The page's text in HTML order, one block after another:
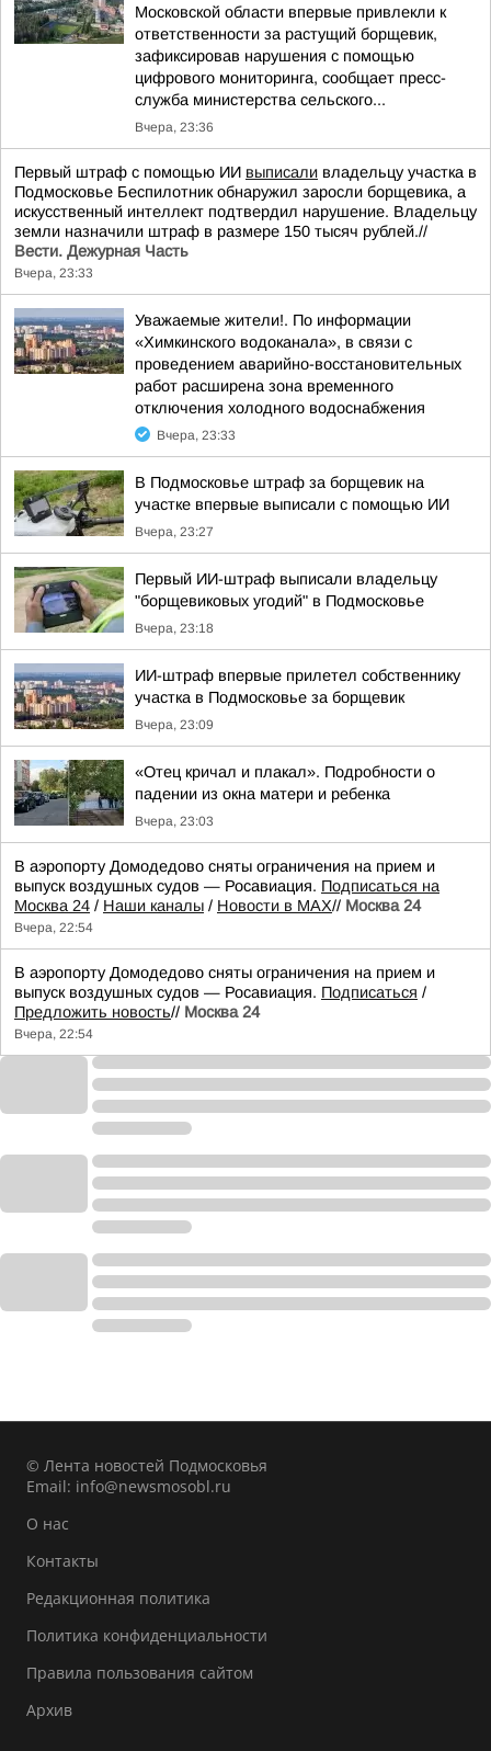
Московской области впервые привлекли к
ответственности за растущий борщевик,
зафиксировав нарушения с помощью
цифрового мониторинга, сообщает пресс-
служба министерства сельского...
Вчера, 23:36
Первый штраф с помощью ИИ выписали владельцу участка в
Подмосковье Беспилотник обнаружил заросли борщевика, а
искусственный интеллект подтвердил нарушение. Владельцу
земли назначили штраф в размере 150 тысяч рублей.//
Вести. Дежурная Часть
Вчера, 23:33
Уважаемые жители!. По информации
«Химкинского водоканала», в связи с
проведением аварийно-восстановительных
работ расширена зона временного
отключения холодного водоснабжения
Вчера, 23:33
В Подмосковье штраф за борщевик на
участке впервые выписали с помощью ИИ
Вчера, 23:27
Первый ИИ-штраф выписали владельцу
"борщевиковых угодий" в Подмосковье
Вчера, 23:18
ИИ-штраф впервые прилетел собственнику
участка в Подмосковье за борщевик
Вчера, 23:09
«Отец кричал и плакал». Подробности о
падении из окна матери и ребенка
Вчера, 23:03
В аэропорту Домодедово сняты ограничения на прием и
выпуск воздушных судов — Росавиация. Подписаться на
Москва 24 / Наши каналы / Новости в MAX// Москва 24
Вчера, 22:54
В аэропорту Домодедово сняты ограничения на прием и
выпуск воздушных судов — Росавиация. Подписаться /
Предложить новость// Москва 24
Вчера, 22:54
© Лента новостей Подмосковья
Email: info@newsmosobl.ru
О нас
Контакты
Редакционная политика
Политика конфиденциальности
Правила пользования сайтом
Архив